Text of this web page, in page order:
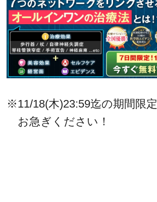
※11/18(木)23:59迄の期間限定
お急ぎください！